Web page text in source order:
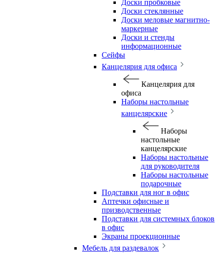
Доски пробковые
Доски стеклянные
Доски меловые магнитно-
маркерные
Доски и стенды
информационные
Сейфы
Канцелярия для офиса
Канцелярия для
офиса
Наборы настольные
канцелярские
Наборы
настольные
канцелярские
Наборы настольные
для руководителя
Наборы настольные
подарочные
Подставки для ног в офис
Аптечки офисные и
призводственные
Подставки для системных блоков
в офис
Экраны проекционные
Мебель для раздевалок